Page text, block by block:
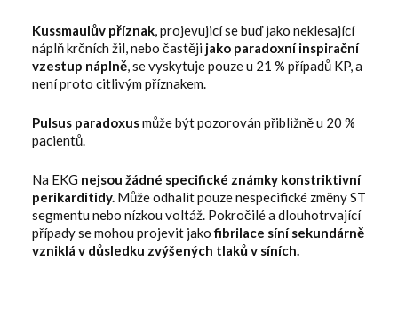
Kussmaulův příznak, projevujicí se buď jako neklesající
náplň krčních žil, nebo častěji jako paradoxní inspirační
vzestup náplně, se vyskytuje pouze u 21 % případů KP, a
není proto citlivým příznakem.
Pulsus paradoxusmůže být pozorován přibližně u 20 %
pacientů.
Na EKG nejsou žádné specifické známky konstriktivní
perikarditidy. Může odhalit pouze nespecifické změny ST
segmentu nebo nízkou voltáž. Pokročilé a dlouhotrvající
případy se mohou projevit jakofibrilace síní sekundárně
vzniklá v důsledku zvýšených tlaků v síních.